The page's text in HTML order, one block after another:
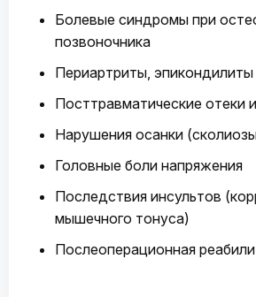
Болевые синдромы при
позвоночника
Периартриты, эпикондилиты
Посттравматические отеки
Нарушения осанки
Головные боли напряжения
Последствия инсультов
мышечного тонуса)
Послеоперационная